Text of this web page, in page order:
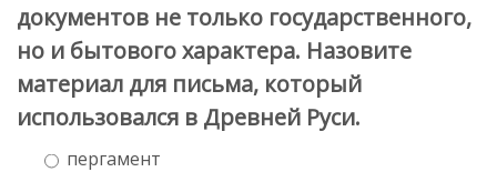
документов не только государственного,
но и бытового характера. Назовите
материал для письма, который
использовался в Древней Руси.
пергамент